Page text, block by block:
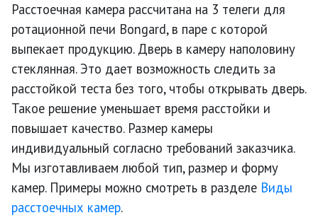
Расстоечная камера рассчитана на 3 телеги для
ротационной печи Bongard, в паре с которой
выпекает продукцию. Дверь в камеру наполовину
стеклянная. Это дает возможность следить за
расстойкой теста без того, чтобы открывать дверь.
Такое решение уменьшает время расстойки и
повышает качество. Размер камеры
индивидуальный согласно требований заказчика.
Мы изготавливаем любой тип, размер и форму
камер. Примеры можно смотреть в разделе Виды
расстоечных камер.